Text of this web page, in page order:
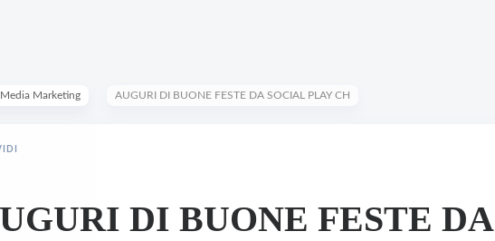
Marketing AUGURI DI BUONE FESTE DA SOCIAL PLAY CH
DI BUONE FESTE DA